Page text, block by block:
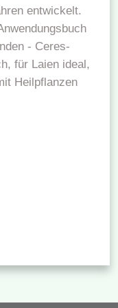
entwickelt.
- Ceres-
für Laien ideal,
Heilpflanzen